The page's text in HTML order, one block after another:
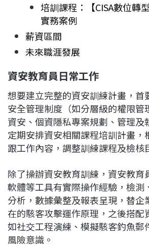
培訓課程：【CISA數位轉
實務案例
薪資區間
未來職涯發展
資安教育員日常工作
想要建立完整的資安訓練計畫，首
安全管理制度（如分層級的權限管
資安、個資隱私專案規劃、管理及
定期安排資安相關課程培訓計畫，
跟工作內容，調整訓練課程及檢核
除了操辦資安教育訓練，資安教育
軟體等工具有實際操作經驗，檢測
分析，數據彙整及報表呈現，替企
在的駭客攻擊運作原理，之後搭配
如社交工程演練、模擬駭客釣魚郵
風險意識。